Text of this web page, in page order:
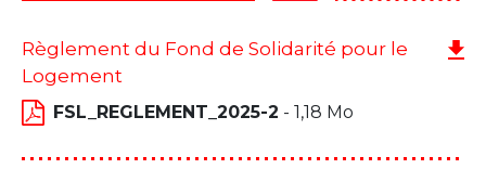
Règlement du Fond de Solidarité pour le
Logement
FSL_REGLEMENT_2025-2 - 1,18 Mo